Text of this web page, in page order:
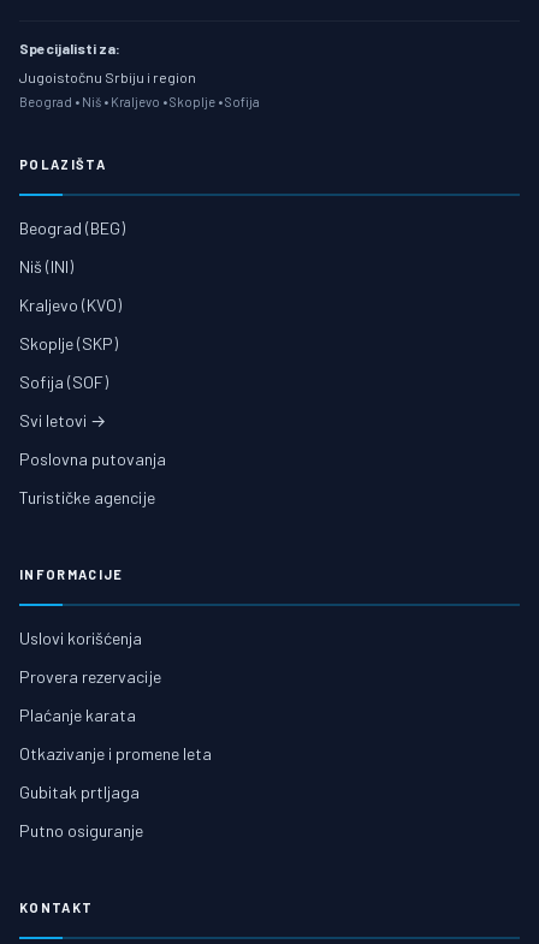
Specijalisti za:
Jugoistočnu Srbiju i region
Beograd • Niš • Kraljevo • Skoplje • Sofija
POLAZIŠTA
Beograd (BEG)
Niš (INI)
Kraljevo (KVO)
Skoplje (SKP)
Sofija (SOF)
Svi letovi →
Poslovna putovanja
Turističke agencije
INFORMACIJE
Uslovi korišćenja
Provera rezervacije
Plaćanje karata
Otkazivanje i promene leta
Gubitak prtljaga
Putno osiguranje
KONTAKT